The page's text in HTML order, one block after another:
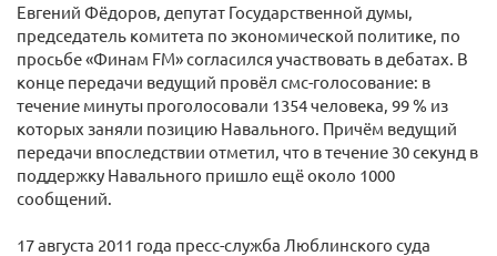
Евгений Фёдоров, депутат Государственной думы,
председатель комитета по экономической политике, по
просьбе «Финам FM» согласился участвовать в дебатах. В
конце передачи ведущий провёл смс-голосование: в
течение минуты проголосовали 1354 человека, 99 % из
которых заняли позицию Навального. Причём ведущий
передачи впоследствии отметил, что в течение 30 секунд в
поддержку Навального пришло ещё около 1000
сообщений.
17 августа 2011 года пресс-служба Люблинского суда